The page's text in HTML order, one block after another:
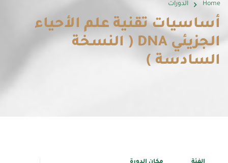
Home الدورات
أساسيات تقنية علم الأحياء
الجزيئي DNA ( النسخة
السادسة )